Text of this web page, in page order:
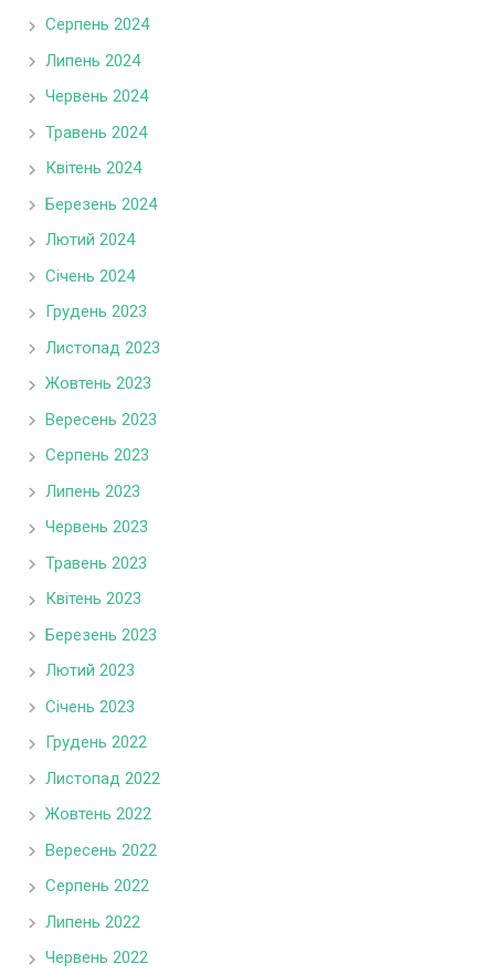
Серпень 2024
Липень 2024
Червень 2024
Травень 2024
Квітень 2024
Березень 2024
Лютий 2024
Січень 2024
Грудень 2023
Листопад 2023
Жовтень 2023
Вересень 2023
Серпень 2023
Липень 2023
Червень 2023
Травень 2023
Квітень 2023
Березень 2023
Лютий 2023
Січень 2023
Грудень 2022
Листопад 2022
Жовтень 2022
Вересень 2022
Серпень 2022
Липень 2022
Червень 2022